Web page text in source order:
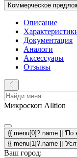
Коммерческое
Описание
Документация
Аналоги
Аксессуары
Отзывы
Микроскоп Alltion
{{ menu[0]?.name || 'По
{{ menu[1]?.name ||
Ваш город: